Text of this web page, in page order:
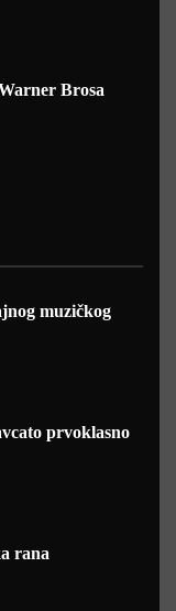
Brosa
muzičkog
prvoklasno
rana